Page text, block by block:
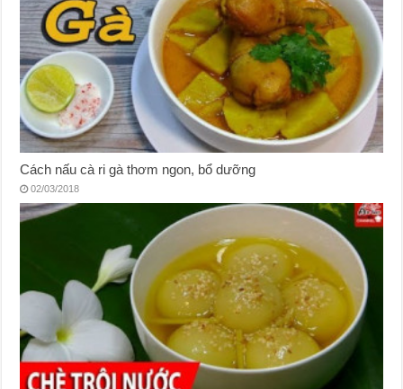
Cách nấu cà ri gà thơm ngon, bổ dưỡng
02/03/2018